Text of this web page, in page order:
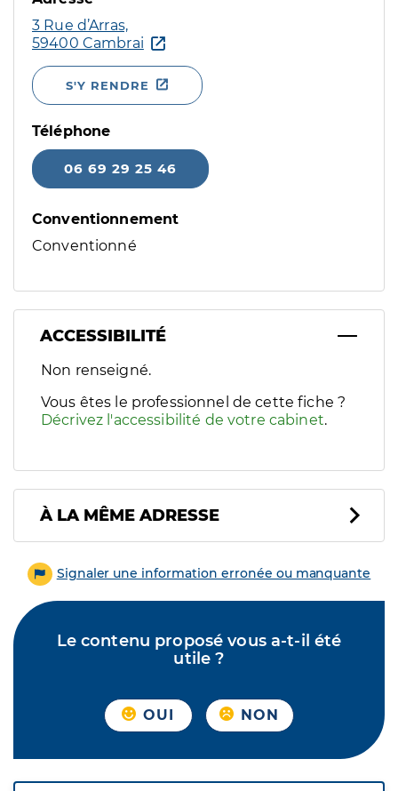
3 Rue d’Arras,
59400 Cambrai
S'Y RENDRE
Téléphone
06 69 29 25 46
Conventionnement
Conventionné
ACCESSIBILITÉ
Filtres
Sélectionnez un ou plusieurs handicaps/besoins
Non renseigné.
Vous êtes le professionnel de cette fiche ?
Décrivez l'accessibilité de votre cabinet.
À LA MÊME ADRESSE
Signaler une information erronée ou manquante
Le contenu proposé vous a-t-il été
utile ?
OUI NON